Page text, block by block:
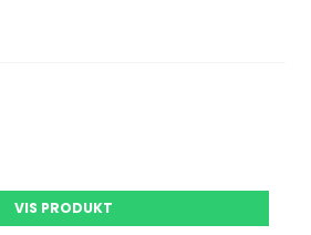
VIS PRODUKT